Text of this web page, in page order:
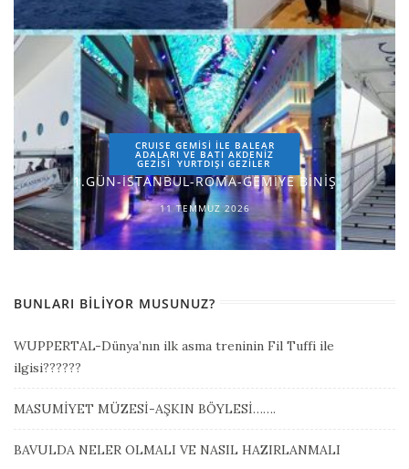
CRUISE GEMİSİ İLE BALEAR
ADALARI VE BATI AKDENİZ
GEZİSİ YURTDIŞI GEZILER
1.GÜN-İSTANBUL-ROMA-GEMİYE BİNİŞ
11 TEMMUZ 2026
BUNLARI BILIYOR MUSUNUZ?
WUPPERTAL-Dünya’nın ilk asma treninin Fil Tuffi ile
ilgisi??????
MASUMİYET MÜZESİ-AŞKIN BÖYLESİ…….
BAVULDA NELER OLMALI VE NASIL HAZIRLANMALI